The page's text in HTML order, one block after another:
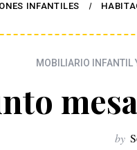
INFANTILES
MOBILIARIO INFANTIL
by